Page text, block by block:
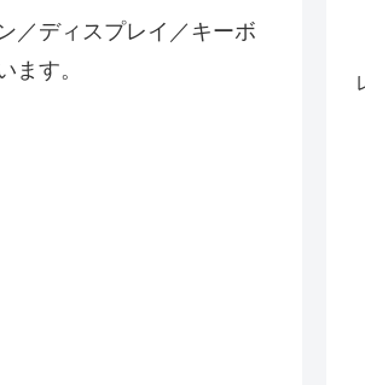
／ディスプレイ／キーボ
ます。